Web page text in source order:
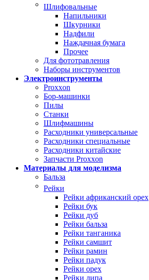
Шлифовальные
Напильники
Шкурники
Надфили
Наждачная бумага
Прочее
Для фототравления
Наборы инструментов
Электроинструменты
Proxxon
Бор-машинки
Пилы
Станки
Шлифмашины
Расходники универсальные
Расходники специальные
Расходники китайские
Запчасти Proxxon
Материалы для моделизма
Бальза
Рейки
Рейки африканский орех
Рейки бук
Рейки дуб
Рейки бальза
Рейки танганика
Рейки самшит
Рейки рамин
Рейки падук
Рейки орех
Рейки липа